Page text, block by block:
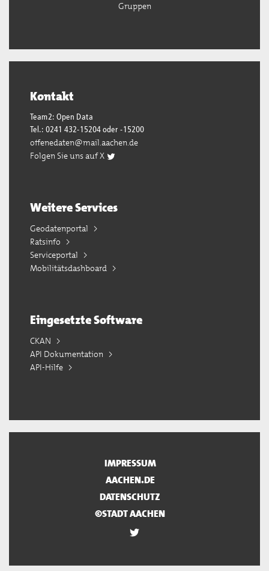
Gruppen
Kontakt
Team2: Open Data
Tel.: 0241 432-15204 oder -15200
offenedaten@mail.aachen.de
Folgen Sie uns auf X
Weitere Services
Geodatenportal
Ratsinfo
Serviceportal
Mobilitätsdashboard
Eingesetzte Software
CKAN
API Dokumentation
API-Hilfe
IMPRESSUM
AACHEN.DE
DATENSCHUTZ
©STADT AACHEN